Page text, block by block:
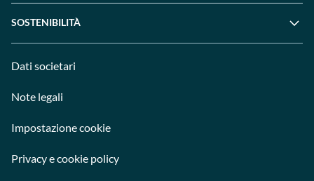
SOSTENIBILITÀ
Dati societari
Note legali
Impostazione cookie
Privacy e cookie policy